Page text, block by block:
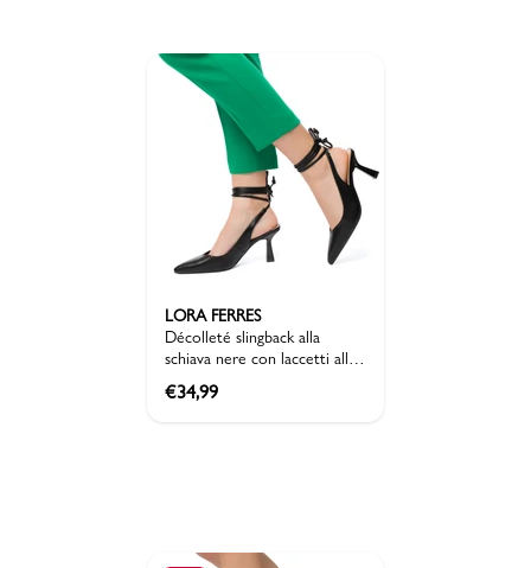
LORA FERRES
Décolleté slingback alla
schiava nere con laccetti alla
caviglia Lora Ferres
€34,99